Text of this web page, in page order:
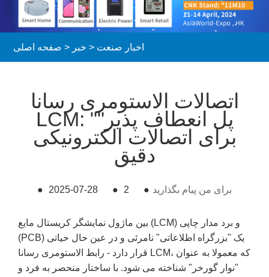
صفحه اصلی > خبر > اخبار صنعت
اتصالات الاستومری رسانا
LCM: "پل انعطاف پذیر"
برای اتصالات الکترونیکی
دقیق
● 2025-07-28 ● 2 ● برای من پیام بگذارید
بین ماژول نمایشگر کریستال مایع (LCM) و برد مدار چاپی
(PCB) یک "بزرگراه اطلاعاتی" نامرئی و در عین حال حیاتی
قرار دارد - رابط الاستومری رسانا LCM، که معمولا به عنوان
"نوار گورخر" شناخته می شود. با ساختار منحصر به فرد و